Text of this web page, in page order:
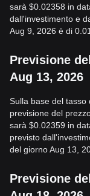
sarà $0.02358 in
dall'investimento e
Aug 9, 2026 è di
Previsione
Aug 13, 2026
Sulla base del tasso
previsione del
sarà $0.02359 in
previsto
del giorno Aug 13,
Previsione